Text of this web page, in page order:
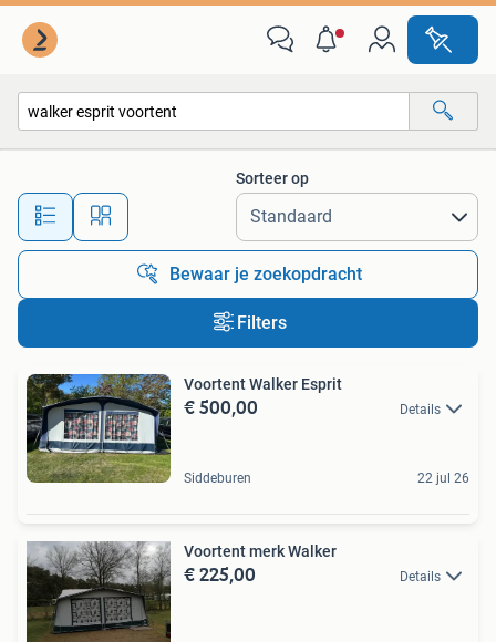
Alle afstanden…
Sorteer op
Bewaar je zoekopdracht
Filters
Voortent Walker Esprit
€ 500,00 Details
Siddeburen 22 jul 26
Voortent merk Walker
€ 225,00 Details